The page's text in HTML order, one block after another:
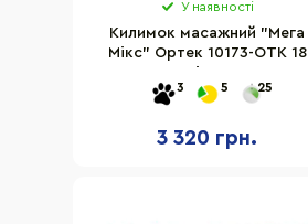
У наявності
Килимок масажний "Мега
Мікс" Ортек 10173-OTK 18
3 5 25
3 320 грн.